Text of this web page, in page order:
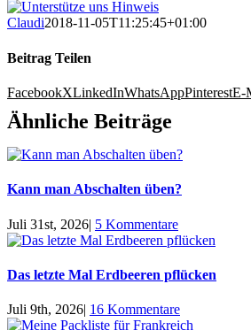
Claudi2018-11-05T11:25:45+01:00
Beitrag Teilen
FacebookXLinkedInWhatsAppPinterestE-
Ähnliche Beiträge
Kann man Abschalten üben?
Juli 31st, 2026| 5 Kommentare
Das letzte Mal Erdbeeren pflücken
Juli 9th, 2026| 16 Kommentare